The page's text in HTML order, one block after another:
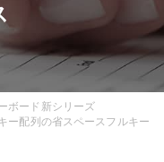
ボード新シリーズ
配列の省スペースフルキー